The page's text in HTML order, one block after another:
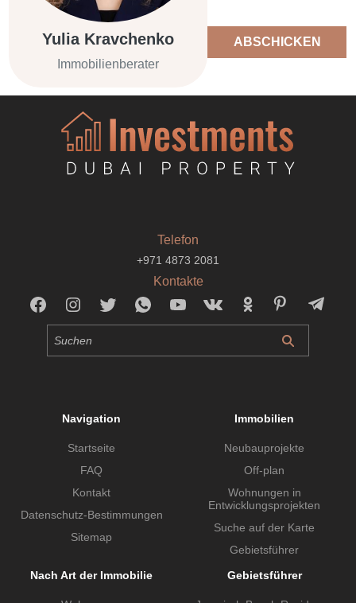
Yulia Kravchenko
Immobilienberater
ABSCHICKEN
Telefon
+971 4873 2081
Kontakte
Navigation
Startseite
FAQ
Kontakt
Datenschutz-Bestimmungen
Sitemap
Immobilien
Neubauprojekte
Off-plan
Wohnungen in
Entwicklungsprojekten
Suche auf der Karte
Gebietsführer
Nach Art der Immobilie
Gebietsführer